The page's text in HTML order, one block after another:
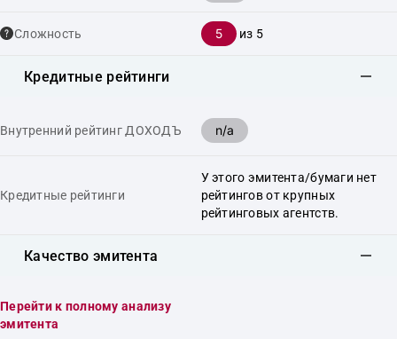
Сложность 5 из 5
Кредитные рейтинги
Внутренний рейтинг ДОХОДЪ n/a
Кредитные рейтинги
У этого эмитента/бумаги нет
рейтингов от крупных
рейтинговых агентств.
Качество эмитента
Перейти к полному анализу
эмитента